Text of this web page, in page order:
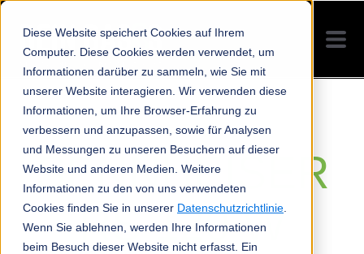
Diese Website speichert Cookies auf Ihrem
Computer. Diese Cookies werden verwendet, um
Informationen darüber zu sammeln, wie Sie mit
unserer Website interagieren. Wir verwenden diese
Informationen, um Ihre Browser-Erfahrung zu
verbessern und anzupassen, sowie für Analysen
und Messungen zu unseren Besuchern auf dieser
Website und anderen Medien. Weitere
Informationen zu den von uns verwendeten
Cookies finden Sie in unserer Datenschutzrichtlinie
Wenn Sie ablehnen, werden Ihre Informationen
beim Besuch dieser Website nicht erfasst. Ein
SENNHEISER
RS 120 W